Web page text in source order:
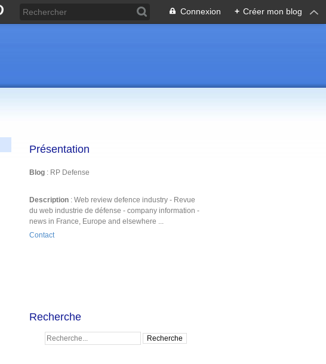
Connexion + Créer mon blog
Présentation
Blog : RP Defense
Description : Web review defence industry - Revue
du web industrie de défense - company information -
news in France, Europe and elsewhere ...
Contact
Recherche